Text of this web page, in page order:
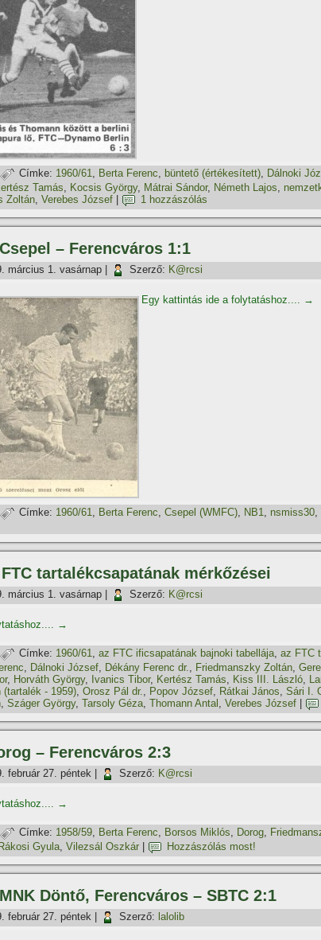
Címke: 1960/61, Berta Ferenc, büntető (értékesí­tett), Dálnoki
Tamás, Kocsis György, Mátrai Sándor, Németh Lajos,
Zoltán, Verebes József 1 hozzászólás
– Ferencváros 1:1
március 1. vasárnap Szerző: K@rcsi
Egy kattintás ide a folytatáshoz.... →
Címke: 1960/61, Berta Ferenc, Csepel (WMFC), NB1, nsmiss30,
FTC tartalékcsapatának mérkőzései
március 1. vasárnap Szerző: K@rcsi
→
Címke: 1960/61, az FTC ificsapatának bajnoki tabellája, az FTC
, Dálnoki József, Dékány Ferenc dr., Friedmanszky Zoltán,
, Horváth György, Ivanics Tibor, Kertész Tamás, Kiss III. László,
(tartalék - 1959), Orosz Pál dr., Popov József, Rátkai János, Sári I.
, Száger György, Tarsoly Géza, Thomann Antal , Verebes József
– Ferencváros 2:3
február 27. péntek Szerző: K@rcsi
→
Címke: 1958/59, Berta Ferenc, Borsos Miklós, Dorog,
Rákosi Gyula, Vilezsál Oszkár Hozzászólás most!
Döntő, Ferencváros – SBTC 2:1
február 27. péntek Szerző: lalolib